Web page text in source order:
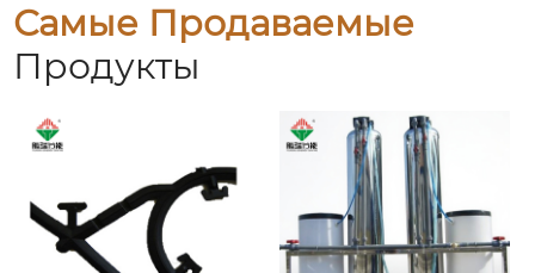
Самые Продаваемые
Продукты